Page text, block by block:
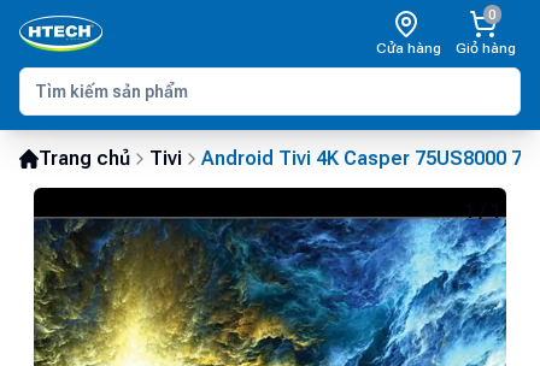
Cửa hàng
0
Giỏ hàng
Trang chủ Tivi Android Tivi 4K Casper 75US8000 75
1/1